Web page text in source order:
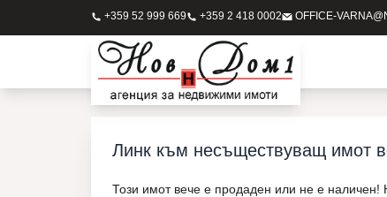
+359 52 999 669 +359 2 418 0002 OFFICE-
Линк към несъществуващ имот
Този имот вече е продаден или не е